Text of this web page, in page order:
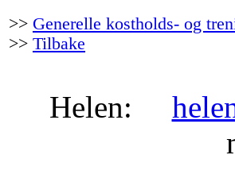
>> Generelle kostholds- og
>> Tilbake
Helen: